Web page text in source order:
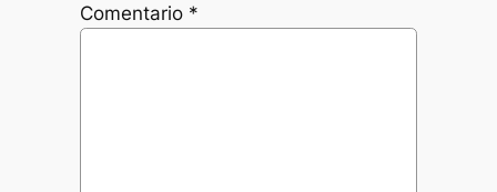
Comentario *